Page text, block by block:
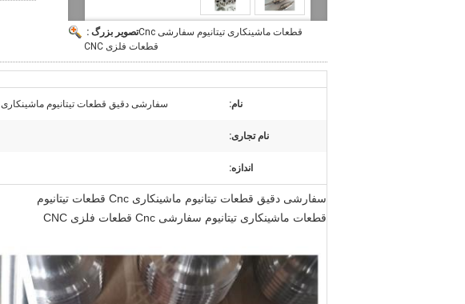
تصویر بزرگ :قطعات ماشینکاری تیتانیوم سفارشی Cnc
قطعات فلزی CNC
نام: سفارشی دقیق قطعات تیتانیوم ماشینکاری Cnc قطعات تیتانیوم
نام تجاری:
اندازه:
سفارشی دقیق قطعات تیتانیوم ماشینکاری Cnc قطعات تیتانیوم
قطعات ماشینکاری تیتانیوم سفارشی Cnc قطعات فلزی CNC